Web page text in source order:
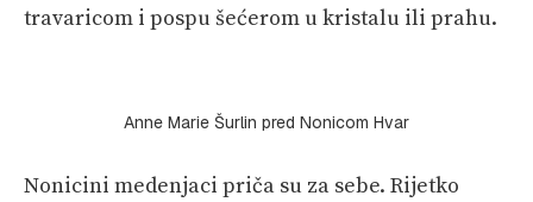
travaricom i pospu šećerom u kristalu ili prahu.
Anne Marie Šurlin pred Nonicom Hvar
Nonicini medenjaci priča su za sebe. Rijetko